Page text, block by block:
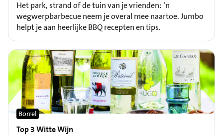
Het park, strand of de tuin van je vrienden: ‘n
wegwerpbarbecue neem je overal mee naartoe. Jumbo
helpt je aan heerlijke BBQ recepten en tips.
Top 3 Witte Wijn
Borrel